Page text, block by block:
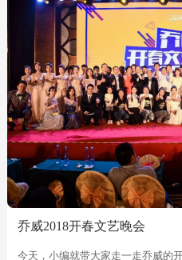
乔威2018开春文艺晚会
今天，小编就带大家走一走乔威的